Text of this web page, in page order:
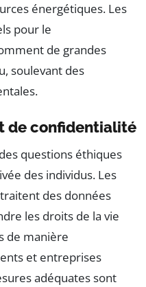
énergétiques. Les
pour le
de grandes
soulevant des
de confidentialité
questions éthiques
des individus. Les
des données
les droits de la vie
de manière
et entreprises
adéquates sont